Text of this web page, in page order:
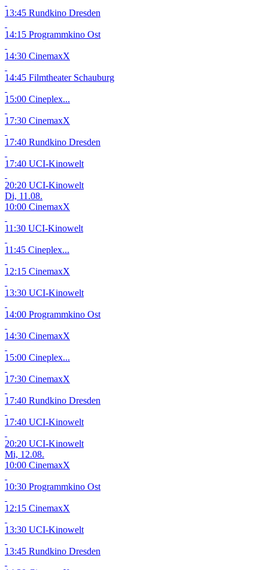
13:45 Rundkino Dresden
14:15 Programmkino Ost
14:30 CinemaxX
14:45 Filmtheater Schauburg
15:00 Cineplex...
17:30 CinemaxX
17:40 Rundkino Dresden
17:40 UCI-Kinowelt
20:20 UCI-Kinowelt
Di, 11.08.
10:00 CinemaxX
11:30 UCI-Kinowelt
11:45 Cineplex...
12:15 CinemaxX
13:30 UCI-Kinowelt
14:00 Programmkino Ost
14:30 CinemaxX
15:00 Cineplex...
17:30 CinemaxX
17:40 Rundkino Dresden
17:40 UCI-Kinowelt
20:20 UCI-Kinowelt
Mi, 12.08.
10:00 CinemaxX
10:30 Programmkino Ost
12:15 CinemaxX
13:30 UCI-Kinowelt
13:45 Rundkino Dresden